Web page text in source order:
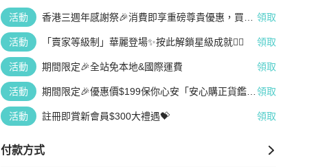
活動
香港三週年感謝祭🎉消費即享重磅尊貴優惠，買越
領取
活動 「賣家等級制」華麗登場✨按此解鎖星級成就👆🏻 領取
活動 期間限定🎉全站免本地&國際運費 領取
活動
期間限定🎉優惠價$199保你心安「安心購正貨鑑
領取
活動 註冊即賞新會員$300大禮遇💝 領取
付款方式